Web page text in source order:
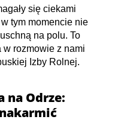
się ciekami
tym momencie nie
na polu. To
w rozmowie z nami
Izby Rolnej.
na Odrze: